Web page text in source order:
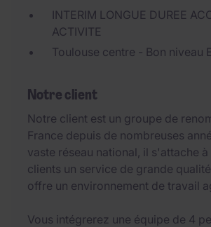
INTERIM LONGUE DUREE
ACTIVITE
Toulouse centre - Bon niveau
Notre client
Notre client est un groupe de
France depuis de nombreuses
vaste réseau national, il s'attache
clients un service de grande
offre un environnement de travail
Vous intégrerez une équipe de 4